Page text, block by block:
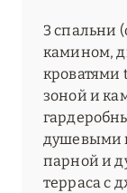
3 спальни
камином,
кроватями
зоной и
душевыми
парной и
терраса с